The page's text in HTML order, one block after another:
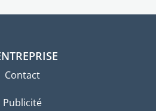
Contact
Publicité